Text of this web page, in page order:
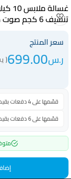
تنشيف 6
GGWMTT10WB
سعر المنتج
ر.س699.00
(
قسّمها على 4 دفعات بقيمة
قسّمها على 6 دفعات بقيمة